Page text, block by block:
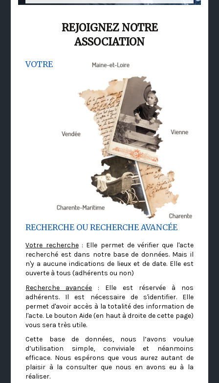
REJOIGNEZ NOTRE
ASSOCIATION
VOTRE
RECHERCHE OU RECHERCHE AVANCÉE
Votre recherche: Elle permet de vérifier que l'acte
recherché est dans notre base de données. Mais il
n'y a aucune indications de lieux et de date. Elle est
ouverte à tous (adhérents ou non)
Recherche avancée : Elle est réservée à nos
adhérents. Il est nécessaire de s'identifier. Elle
permet d'avoir accès à la totalité des information de
l'acte. Le bouton Aide (en haut à droite de cette page)
vous sera très utile.
Cette base de données, nous l’avons voulue
d’utilisation simple, conviviale et néanmoins
efficace. Nous espérons que vous aurez autant de
plaisir à la consulter que nous en avons eu à la
réaliser.